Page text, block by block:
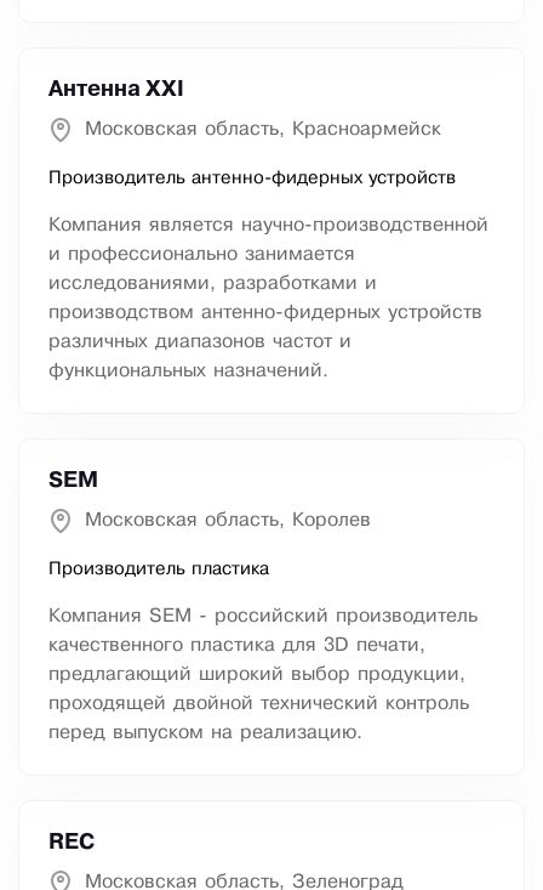
Антенна XXI
Московская область, Красноармейск
Производитель антенно-фидерных устройств
Компания является научно-производственной
и профессионально занимается
исследованиями, разработками и
производством антенно-фидерных устройств
различных диапазонов частот и
функциональных назначений.
SEM
Московская область, Королев
Производитель пластика
Компания SEM - российский производитель
качественного пластика для 3D печати,
предлагающий широкий выбор продукции,
проходящей двойной технический контроль
перед выпуском на реализацию.
REC
Московская область, Зеленоград